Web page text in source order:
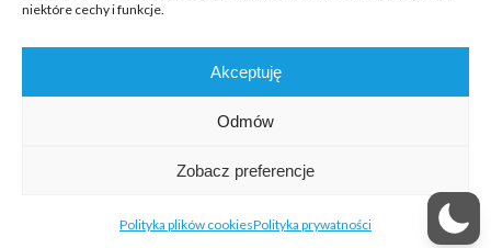
niektóre cechy i funkcje.
Akceptuję
Odmów
Zobacz preferencje
Polityka plików cookiesPolityka prywatności
Copyright © 2026 Portal o Integracji Sensorycznej dla terapeutów
POLITYKA PRYWATNOŚCI